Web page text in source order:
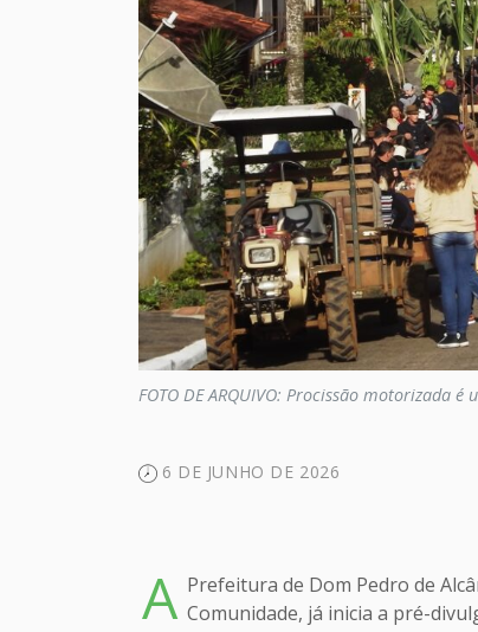
FOTO DE ARQUIVO: Procissão motorizada
6 DE JUNHO DE 2026
A Prefeitura de Dom Pedro de
Comunidade, já inicia a pré-